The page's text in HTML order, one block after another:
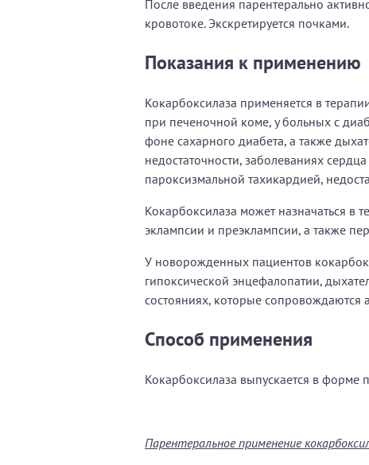
После введения парентерально
кровотоке. Экскретируется почками.
Показания к применению
Кокарбоксилаза применяется в
при печеночной коме, у больных с
фоне сахарного диабета, а также
недостаточности, заболеваниях
пароксизмальной тахикардией,
Кокарбоксилаза может назначаться в
эклампсии и преэклампсии, а также
У новорожденных пациентов
гипоксической энцефалопатии,
состояниях, которые сопровождаются
Способ применения
Кокарбоксилаза выпускается в форме
Парентеральное применение